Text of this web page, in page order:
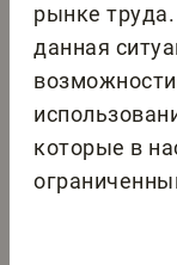
рынке
данная
которые в